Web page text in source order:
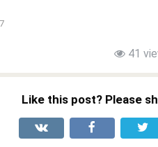
41
Like this post? Please